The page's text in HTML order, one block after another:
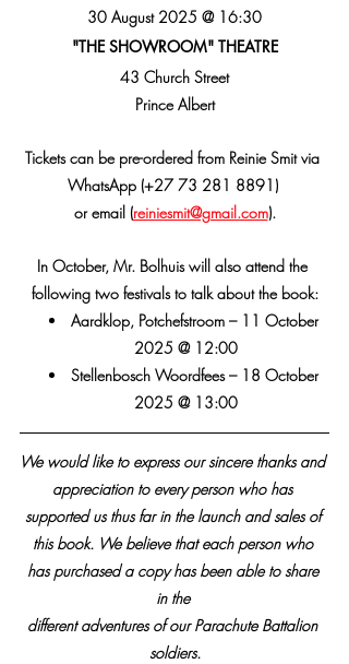
30 August 2025 @ 16:30
"THE SHOWROOM" THEATRE
43 Church Street
Prince Albert
Tickets can be pre-ordered from Reinie Smit via
WhatsApp (+27 73 281 8891)
or email (reiniesmit@gmail.com).
In October, Mr. Bolhuis will also attend the
following two festivals to talk about the book:
Aardklop, Potchefstroom – 11 October
2025 @ 12:00
Stellenbosch Woordfees – 18 October
2025 @ 13:00
We would like to express our sincere thanks and
appreciation to every person who has
supported us thus far in the launch and sales of
this book. We believe that each person who
has purchased a copy has been able to share
in the
different adventures of our Parachute Battalion
soldiers.